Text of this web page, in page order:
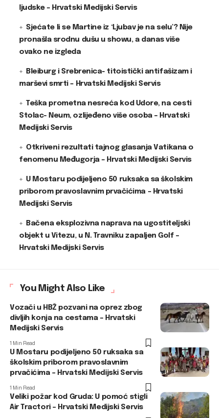
ljudske – Hrvatski Medijski Servis
Sjećate li se Martine iz ‘Ljubav je na selu’? Nije
pronašla srodnu dušu u showu, a danas više
ovako ne izgleda
Bleiburg i Srebrenica- titoistički antifašizam i
marševi smrti – Hrvatski Medijski Servis
Teška prometna nesreća kod Udore, na cesti
Stolac- Neum, ozlijeđeno više osoba – Hrvatski
Medijski Servis
Otkriveni rezultati tajnog glasanja Vatikana o
fenomenu Međugorja – Hrvatski Medijski Servis
U Mostaru podijeljeno 50 ruksaka sa školskim
priborom pravoslavnim prvačićima – Hrvatski
Medijski Servis
Bačena eksplozivna naprava na ugostiteljski
objekt u Vitezu, u N. Travniku zapaljen Golf –
Hrvatski Medijski Servis
You Might Also Like
Vozači u HBŽ pozvani na oprez zbog
divljih konja na cestama – Hrvatski
Medijski Servis
1 Min Read
U Mostaru podijeljeno 50 ruksaka sa
školskim priborom pravoslavnim
prvačićima – Hrvatski Medijski Servis
1 Min Read
Veliki požar kod Gruda: U pomoć stigli
Air Tractori – Hrvatski Medijski Servis